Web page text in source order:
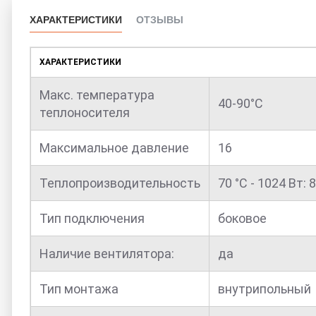
ХАРАКТЕРИСТИКИ ОТЗЫВЫ
ХАРАКТЕРИСТИКИ
Макс. температура
теплоносителя
40-90°С
Максимальное давление 16
Теплопроизводительность 70 °С - 1024 Вт:
Тип подключения боковое
Наличие вентилятора: да
Тип монтажа внутрипольный